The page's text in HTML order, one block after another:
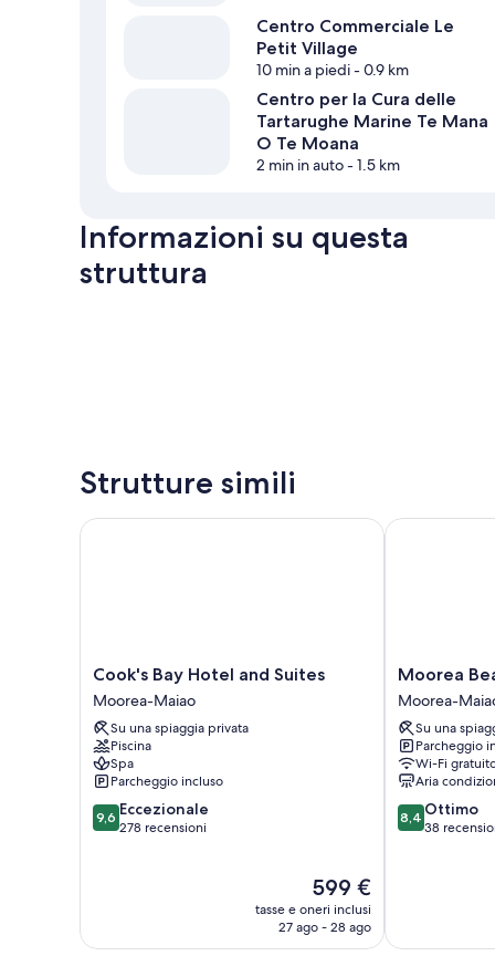
Centro Commerciale Le
Petit Village
10 min a piedi- 0.9 km
Centro per la Cura delle
Tartarughe Marine Te Mana
O Te Moana
2 min in auto- 1.5 km
Informazioni su questa
struttura
Strutture simili
Cook's
Bay
Hotel
and
Suites
Moorea-
Maiao
Cook's Bay Hotel and Suites
Moorea-Maiao
Su una spiaggia privata
Piscina
Spa
Parcheggio incluso
9.6
su
9,6 Eccezionale
278 recensioni
Il
prezzo
attuale
599 €
tasse e oneri inclusi
27 ago - 28 ago
Cook's Bay Hotel and Suites
Moorea
Beach
Lodge
Moorea-
Maiao
Moorea
Moorea-
Su una
Parcheggio
Wi-Fi
Aria
8.4
su
8,4 Ottimo
38
Moorea